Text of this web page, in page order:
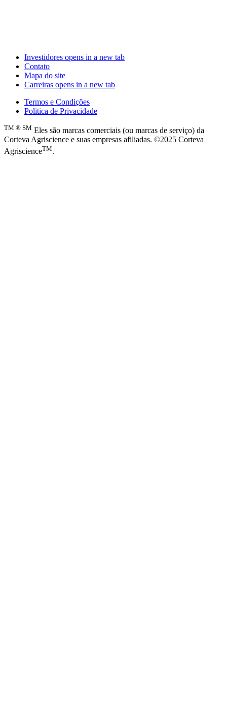
Investidores opens in a new tab
Contato
Mapa do site
Carreiras opens in a new tab
Termos e Condições
Politica de Privacidade
TM ® SM Eles são marcas comerciais (ou marcas de serviço) da
Corteva Agriscience e suas empresas afiliadas. ©2025 Corteva
AgriscienceTM.